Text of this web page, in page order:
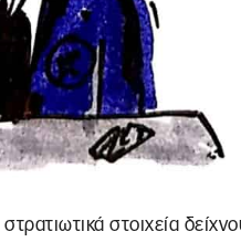
στοιχεία